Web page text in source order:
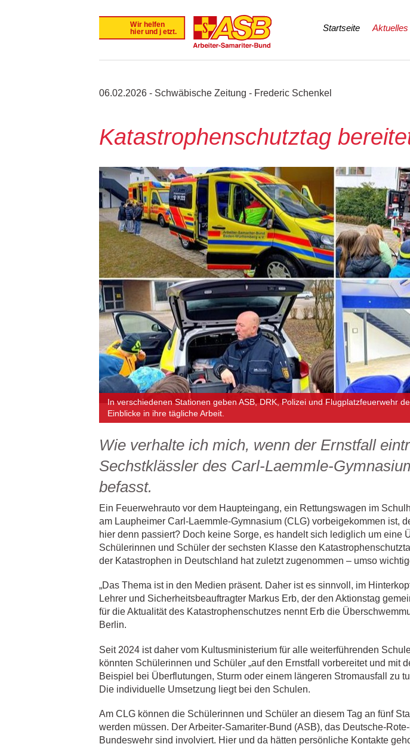
Navigation
Startseite Aktuelles
06.02.2026 - Schwäbische Zeitung - Frederic Schenkel
Katastrophenschutztag
In verschiedenen Stationen geben ASB, DRK, Polizei und Flugplatzfeuerwehr
Einblicke in ihre tägliche Arbeit.
Wie verhalte ich mich, wenn der Ernstfall
Sechstklässler des Carl-Laemmle-
befasst.
Ein Feuerwehrauto vor dem Haupteingang, ein Rettungswagen im
am Laupheimer Carl-Laemmle-Gymnasium (CLG) vorbeigekommen ist,
hier denn passiert? Doch keine Sorge, es handelt sich lediglich um eine
Schülerinnen und Schüler der sechsten Klasse den
der Katastrophen in Deutschland hat zuletzt zugenommen – umso
„Das Thema ist in den Medien präsent. Daher ist es sinnvoll, im
Lehrer und Sicherheitsbeauftragter Markus Erb, der den Aktionstag
für die Aktualität des Katastrophenschutzes nennt Erb die
Berlin.
Seit 2024 ist daher vom Kultusministerium für alle weiterführenden
könnten Schülerinnen und Schüler „auf den Ernstfall vorbereitet und
Beispiel bei Überflutungen, Sturm oder einem längeren Stromausfall zu
Die individuelle Umsetzung liegt bei den Schulen.
Am CLG können die Schülerinnen und Schüler an diesem Tag an fünf
werden müssen. Der Arbeiter-Samariter-Bund (ASB), das Deutsche-
Bundeswehr sind involviert. Hier und da hätten persönliche Kontakte